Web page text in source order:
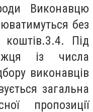
Виконавцю
без
Під
із числа
виконавців
загальна
пропозиції